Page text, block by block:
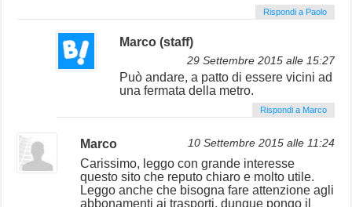
Rispondi a Paolo
Marco (staff)
29 Settembre 2015 alle 15:27
Può andare, a patto di essere vicini ad
una fermata della metro.
Rispondi a Marco
Marco 10 Settembre 2015 alle 11:24
Carissimo, leggo con grande interesse
questo sito che reputo chiaro e molto utile.
Leggo anche che bisogna fare attenzione agli
abbonamenti ai trasporti, dunque pongo il